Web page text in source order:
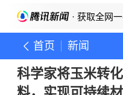
· 获取全网
首页 新闻
科学家将玉米转